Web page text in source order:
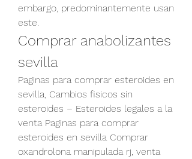
embargo, predominantemente usan
este.
Comprar anabolizantes
sevilla
Paginas para comprar esteroides en
sevilla, Cambios fisicos sin
esteroides – Esteroides legales a la
venta Paginas para comprar
esteroides en sevilla Comprar
oxandrolona manipulada rj, venta